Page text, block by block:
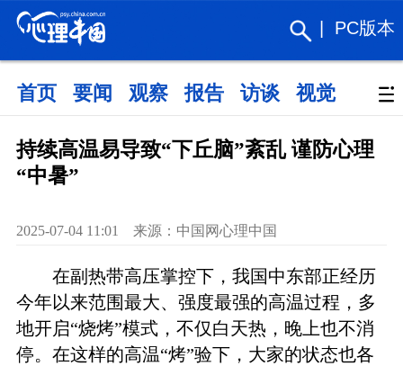
PC版本
首页 要闻 观察 报告 访谈 视觉 政策
持续高温易导致“下丘脑”紊乱 谨防心理
“中暑”
2025-07-04 11:01 来源：中国网心理中国
在副热带高压掌控下，我国中东部正经历
今年以来范围最大、强度最强的高温过程，多
地开启“烧烤”模式，不仅白天热，晚上也不消
停。在这样的高温“烤”验下，大家的状态也各